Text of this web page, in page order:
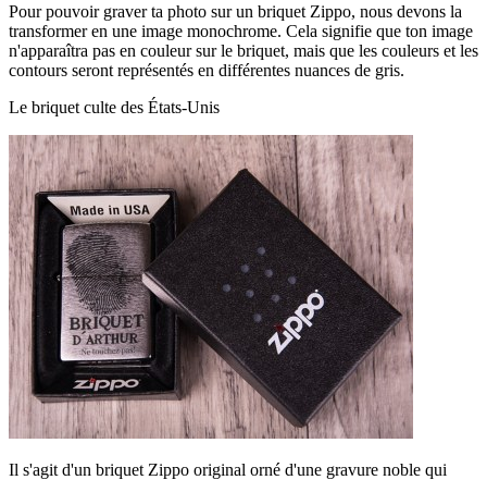
Pour pouvoir graver ta photo sur un briquet Zippo, nous devons la
transformer en une image monochrome. Cela signifie que ton image
n'apparaîtra pas en couleur sur le briquet, mais que les couleurs et les
contours seront représentés en différentes nuances de gris.
Le briquet culte des États-Unis
Il s'agit d'un briquet Zippo original orné d'une gravure noble qui